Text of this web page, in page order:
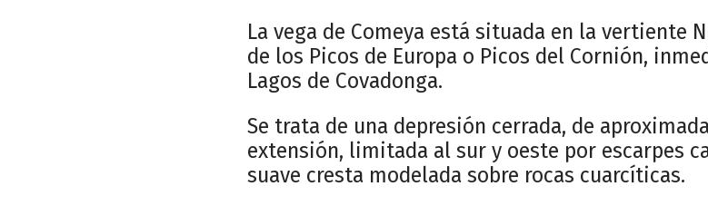
La vega de Comeya está situada en la vertiente
de los Picos de Europa o Picos del Cornión,
Lagos de Covadonga.
Se trata de una depresión cerrada, de
extensión, limitada al sur y oeste por escarpes
suave cresta modelada sobre rocas cuarcíticas.